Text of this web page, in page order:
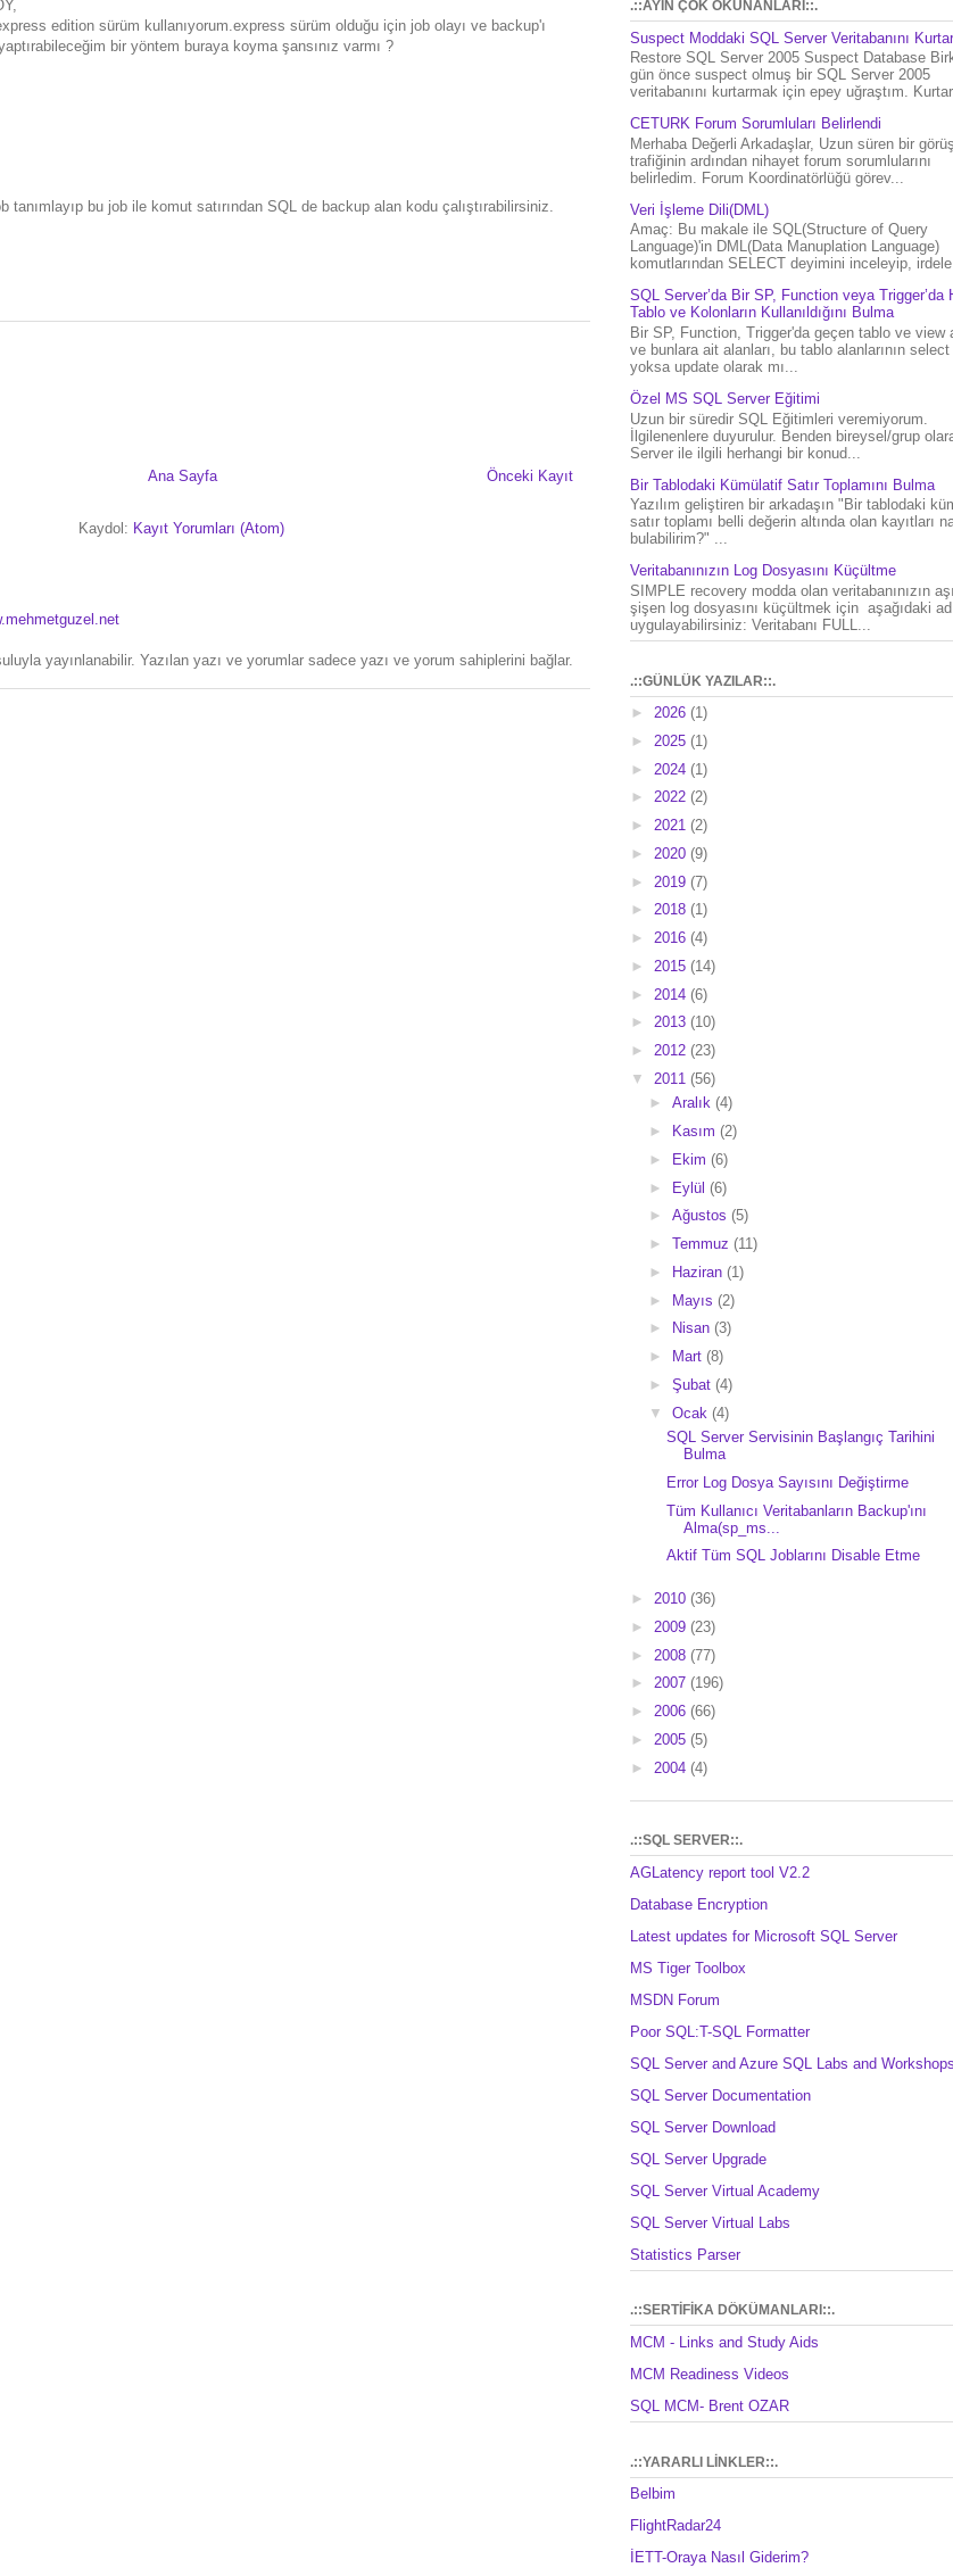
edition sürüm kullanıyorum.express sürüm olduğu için job olayı ve backup'ı
bir yöntem buraya koyma şansınız varmı ?
tanımlayıp bu job ile komut satırından SQL de backup alan kodu çalıştırabilirsiniz.
Önceki Kayıt
Ana Sayfa
Kaydol: Kayıt Yorumları (Atom)
yayınlanabilir. Yazılan yazı ve yorumlar sadece yazı ve yorum sahiplerini bağlar.
.::AYIN ÇOK OKUNANLARI::.
Suspect Moddaki SQL Server Veritabanını
Restore SQL Server 2005 Suspect Database
gün önce suspect olmuş bir SQL Server 2005
veritabanını kurtarmak için epey uğraştım.
CETURK Forum Sorumluları Belirlendi
Merhaba Değerli Arkadaşlar, Uzun süren bir
trafiğinin ardından nihayet forum sorumlularını
belirledim. Forum Koordinatörlüğü görev...
Veri İşleme Dili(DML)
Amaç: Bu makale ile SQL(Structure of Query
Language)'in DML(Data Manuplation Language)
komutlarından SELECT deyimini inceleyip,
SQL Server’da Bir SP, Function veya Trigger’da
Tablo ve Kolonların Kullanıldığını Bulma
Bir SP, Function, Trigger'da geçen tablo ve view
ve bunlara ait alanları, bu tablo alanlarının
yoksa update olarak mı...
Özel MS SQL Server Eğitimi
Uzun bir süredir SQL Eğitimleri veremiyorum.
İlgilenenlere duyurulur. Benden bireysel/grup
Server ile ilgili herhangi bir konud...
Bir Tablodaki Kümülatif Satır Toplamını Bulma
Yazılım geliştiren bir arkadaşın "Bir tablodaki
satır toplamı belli değerin altında olan kayıtları
bulabilirim?" ...
Veritabanınızın Log Dosyasını Küçültme
SIMPLE recovery modda olan veritabanınızın
şişen log dosyasını küçültmek için aşağıdaki
uygulayabilirsiniz: Veritabanı FULL...
.::GÜNLÜK YAZILAR::.
► 2026 (1)
► 2025 (1)
► 2024 (1)
► 2022 (2)
► 2021 (2)
► 2020 (9)
► 2019 (7)
► 2018 (1)
► 2016 (4)
► 2015 (14)
► 2014 (6)
► 2013 (10)
► 2012 (23)
▼ 2011 (56)
► Aralık (4)
►
Kasım (2)
►
Ekim (6)
► Eylül (6)
► Ağustos (5)
► Temmuz (11)
►
Haziran (1)
► Mayıs (2)
►
Nisan (3)
►
Mart (8)
► Şubat (4)
▼ Ocak (4)
SQL Server Servisinin Başlangıç Tarihini
Bulma
Error Log Dosya Sayısını Değiştirme
Tüm Kullanıcı Veritabanların Backup'ını
Alma(sp_ms...
Aktif Tüm SQL Joblarını Disable Etme
► 2010 (36)
► 2009 (23)
► 2008 (77)
► 2007 (196)
► 2006 (66)
► 2005 (5)
► 2004 (4)
.::SQL SERVER::.
AGLatency report tool V2.2
Database Encryption
Latest updates for Microsoft SQL Server
MS Tiger Toolbox
MSDN Forum
Poor SQL:T-SQL Formatter
SQL Server and Azure SQL Labs and
SQL Server Documentation
SQL Server Download
SQL Server Upgrade
SQL Server Virtual Academy
SQL Server Virtual Labs
Statistics Parser
.::SERTİFİKA DÖKÜMANLARI::.
MCM - Links and Study Aids
MCM Readiness Videos
SQL MCM- Brent OZAR
.::YARARLI LİNKLER::.
Belbim
FlightRadar24
İETT-Oraya Nasıl Giderim?